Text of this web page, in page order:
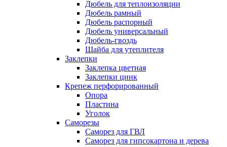
Дюбель для теплоизоляции
Дюбель рамный
Дюбель распорный
Дюбель универсальный
Дюбель-гвоздь
Шайба для утеплителя
Заклепки
Заклепка цветная
Заклепки цинк
Крепеж перфорированный
Опора
Пластина
Уголок
Саморезы
Саморез для ГВЛ
Саморез для гипсокартона и дерева